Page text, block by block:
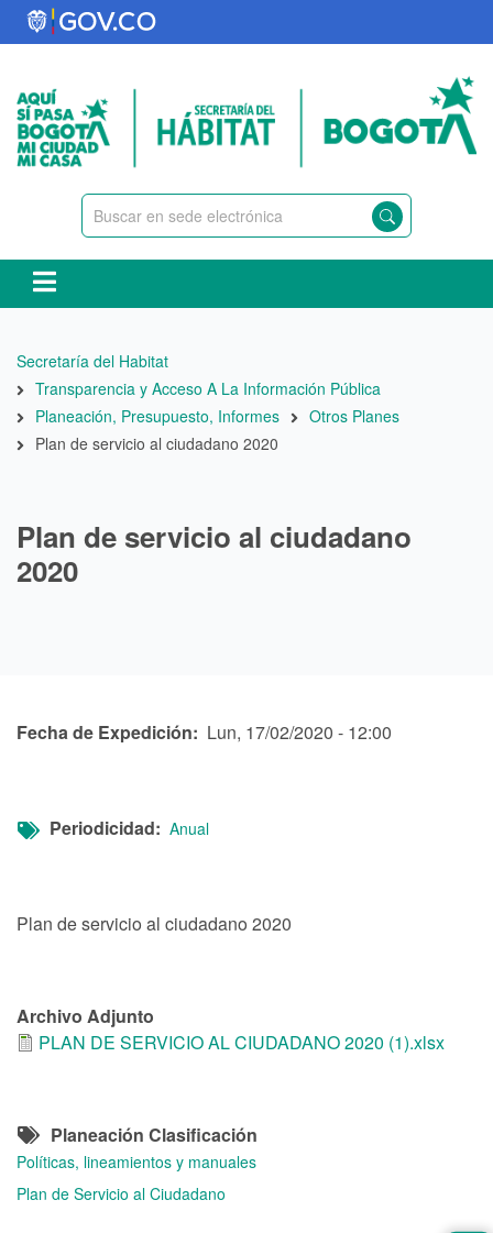
Pasar
al
principal
Ruta
de
navegación
Secretaría del Habitat
Transparencia y Acceso A La Información Pública
Planeación, Presupuesto, Informes
Otros Planes
Plan de servicio al ciudadano 2020
Plan de servicio al ciudadano
2020
Fecha de Expedición Lun, 17/02/2020 - 12:00
Periodicidad Anual
Plan de servicio al ciudadano 2020
Archivo Adjunto
PLAN DE SERVICIO AL CIUDADANO 2020 (1).xlsx
Planeación Clasificación
Políticas, lineamientos y manuales
Plan de Servicio al Ciudadano